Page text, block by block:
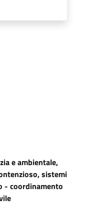
e ambientale,
sistemi
- coordinamento